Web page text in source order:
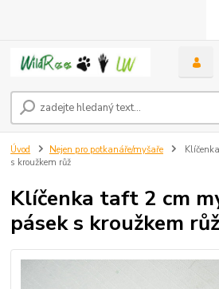
Úvod Nejen pro potkanáře/myšaře
s kroužkem růž
Klíčenka taft 2 cm
pásek s kroužkem růž